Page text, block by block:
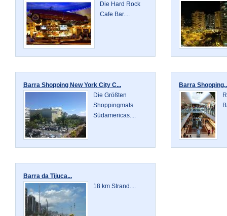
Die Hard Rock
Cafe Bar....
Barra Shopping New York City C...
Die Größten
Shoppingmals
Südamericas....
Barra
Barra da Tijuca...
18 km Strand....